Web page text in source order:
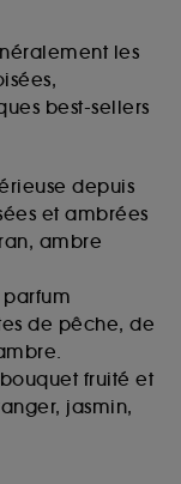
les
best-sellers
depuis
et ambrées
ambre
de pêche, de
fruité et
jasmin,